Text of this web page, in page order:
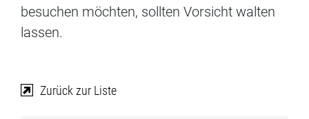
besuchen möchten, sollten Vorsicht walten
lassen.
Zurück zur Liste